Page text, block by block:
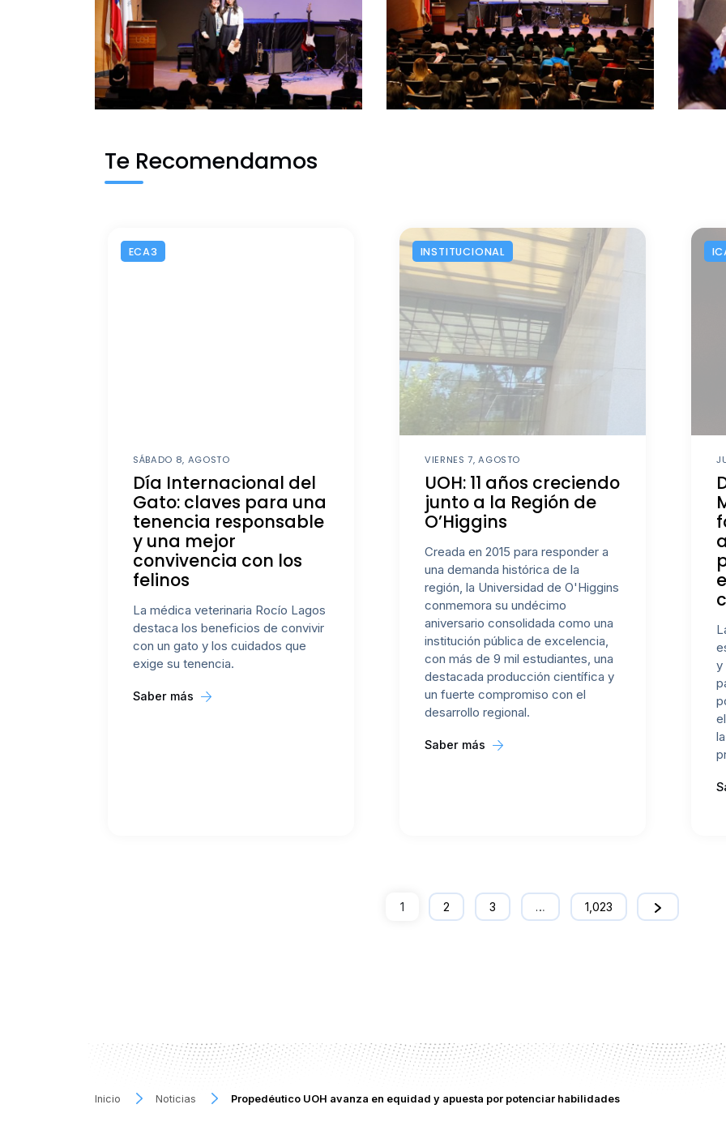
Te Recomendamos
ECA3
SÁBADO 8, AGOSTO
Día Internacional del
Gato: claves para una
tenencia responsable
y una mejor
convivencia con los
felinos
La médica veterinaria Rocío Lagos
destaca los beneficios de convivir
con un gato y los cuidados que
exige su tenencia.
Saber más
INSTITUCIONAL
VIERNES 7, AGOSTO
UOH: 11 años creciendo
junto a la Región de
O’Higgins
Creada en 2015 para responder a
una demanda histórica de la
región, la Universidad de O'Higgins
conmemora su undécimo
aniversario consolidada como una
institución pública de excelencia,
con más de 9 mil estudiantes, una
destacada producción científica y
un fuerte compromiso con el
desarrollo regional.
Saber más
y
1 2 3 … 1,023
Inicio Noticias Propedéutico UOH avanza en equidad y apuesta por potenciar habilidades